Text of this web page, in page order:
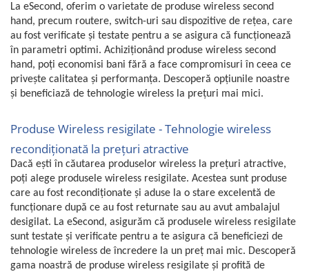
Purificatoare de aer
Fashion
Bijuterii
Ceasuri barbatesti
Ceasuri dama
Cutii, curele si accesorii ceasuri
Genti si accesorii barbati
Imbracaminte barbati
Imbracaminte femei
Imbracaminte si Incaltaminte copii
Incaltaminte barbati
Incaltaminte femei
Ochelari de soare
Ochelari de vedere
La eSecond, oferim o varietate de produse wireless second
hand, precum routere, switch-uri sau dispozitive de rețea, care
au fost verificate și testate pentru a se asigura că funcționează
în parametri optimi. Achiziționând produse wireless second
hand, poți economisi bani fără a face compromisuri în ceea ce
privește calitatea și performanța. Descoperă opțiunile noastre
și beneficiază de tehnologie wireless la prețuri mai mici.
Produse Wireless resigilate - Tehnologie wireless
recondiționată la prețuri atractive
Dacă ești în căutarea produselor wireless la prețuri atractive,
poți alege produsele wireless resigilate. Acestea sunt produse
care au fost recondiționate și aduse la o stare excelentă de
funcționare după ce au fost returnate sau au avut ambalajul
desigilat. La eSecond, asigurăm că produsele wireless resigilate
sunt testate și verificate pentru a te asigura că beneficiezi de
tehnologie wireless de încredere la un preț mai mic. Descoperă
gama noastră de produse wireless resigilate și profită de